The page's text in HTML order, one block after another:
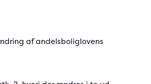
af andelsboliglovens